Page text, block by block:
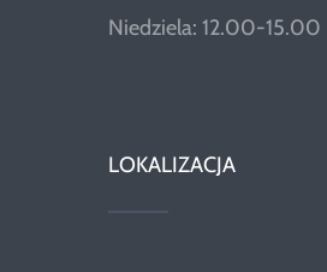
Niedziela: 12.00-15.00
LOKALIZACJA